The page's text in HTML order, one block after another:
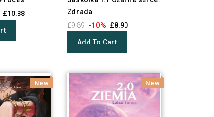
£10.88
Zdrada
£9.89 -10% £8.90
Add To Cart
New New